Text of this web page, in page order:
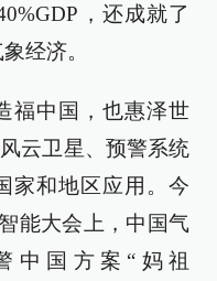
，还成就了
经济。
福中国，也惠泽世
云卫星、预警系统
家和地区应用。今
能大会上，中国气
中国方案“妈祖